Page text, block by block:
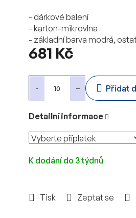
681 Kč
K dodání do 3 týdnů
Přidat
- dárkové balení
- karton-mikrovlna
- základní barva modrá,
Detailní informace
Tisk Zeptat se